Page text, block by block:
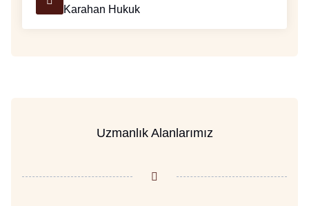
Karahan Hukuk
Uzmanlık Alanlarımız